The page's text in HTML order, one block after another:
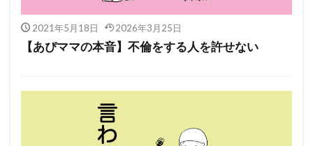
2021年5月18日 2026年3月25日
【あぴママの本音】不倫をする人を許せない